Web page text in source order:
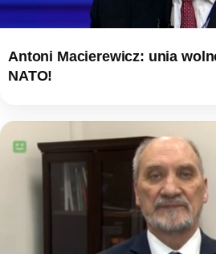
Antoni Macierewicz: unia
NATO!